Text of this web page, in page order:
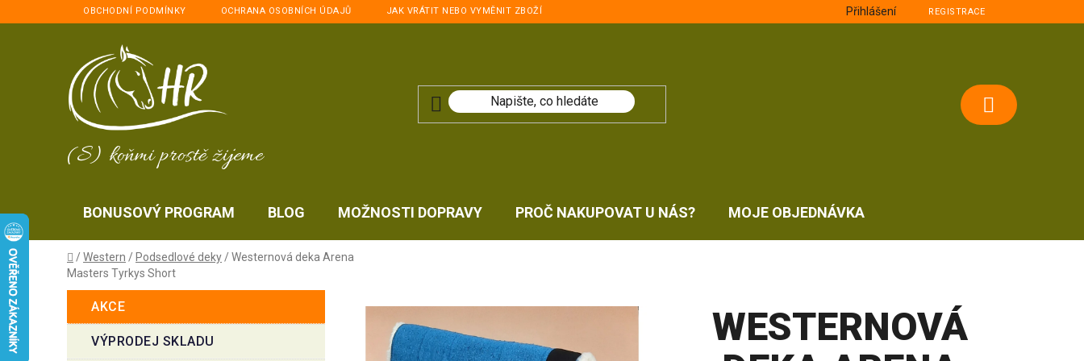
na
OBCHODNÍ PODMÍNKY OCHRANA OSOBNÍCH ÚDAJŮ JAK VRÁTIT NEBO VYMĚNIT ZBOŽÍ Přihlášení REGISTRACE
(S) koňmi prostě žijeme
NÁKUPNÍ
BONUSOVÝ PROGRAM BLOG MOŽNOSTI DOPRAVY PROČ NAKUPOVAT U NÁS? MOJE OBJEDNÁVKA
Domů
/Western / Podsedlové deky /Westernová deka Arena
Masters Tyrkys Short
okategorie
AKCE
VÝPRODEJ SKLADU
WESTERNOVÁ